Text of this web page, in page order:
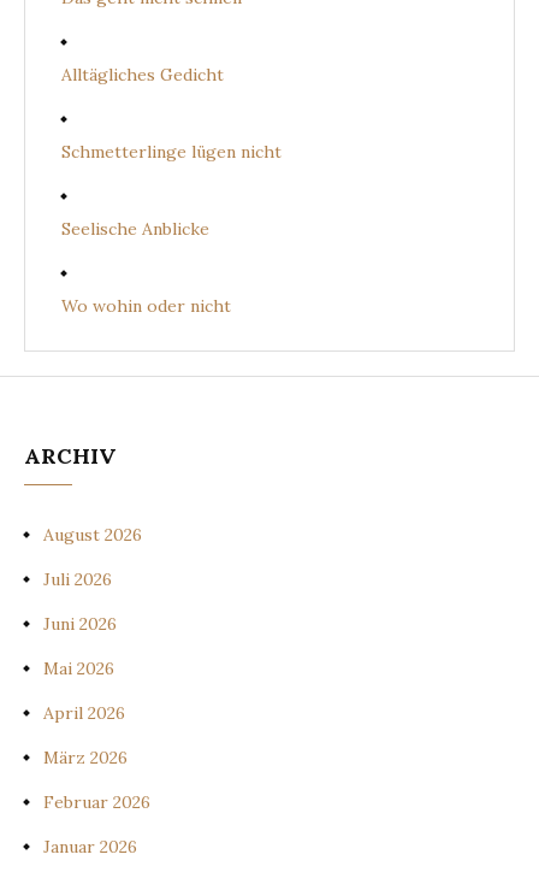
Alltägliches Gedicht
Schmetterlinge lügen nicht
Seelische Anblicke
Wo wohin oder nicht
ARCHIV
August 2026
Juli 2026
Juni 2026
Mai 2026
April 2026
März 2026
Februar 2026
Januar 2026